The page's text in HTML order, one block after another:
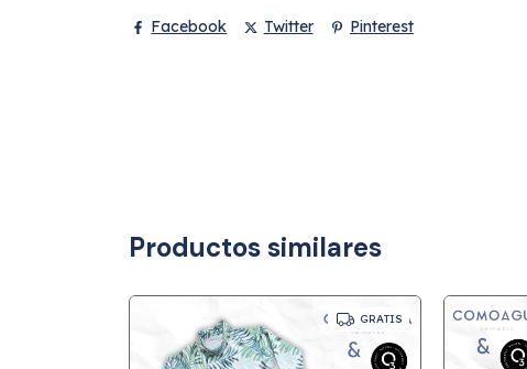
Facebook Twitter Pinterest
Productos similares
GRATIS